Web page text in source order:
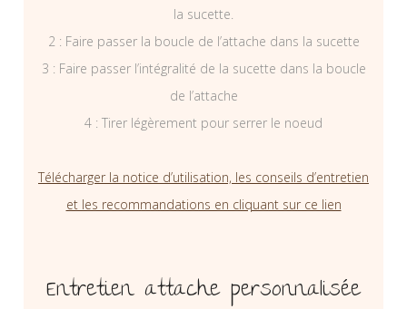
la sucette.
2 : Faire passer la boucle de l’attache dans la sucette
3 : Faire passer l’intégralité de la sucette dans la boucle
de l’attache
4 : Tirer légèrement pour serrer le noeud
Télécharger la notice d’utilisation, les conseils d’entretien
et les recommandations en cliquant sur ce lien
Entretien attache personnalisée